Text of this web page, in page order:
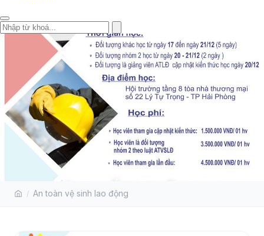
KHÓA HUẤN LUYỆN CHO
An toàn vệ sinh lao động